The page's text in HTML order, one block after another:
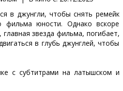
в джунгли, чтобы снять ремейк
фильма юности. Однако вскоре
звезда фильма, погибает,
в глубь джунглей, чтобы
с субтитрами на латышском и